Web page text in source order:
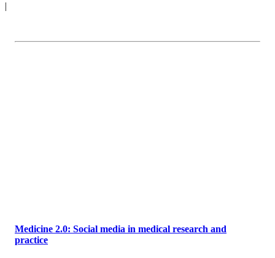
|
Medicine 2.0: Social media in medical research and
practice